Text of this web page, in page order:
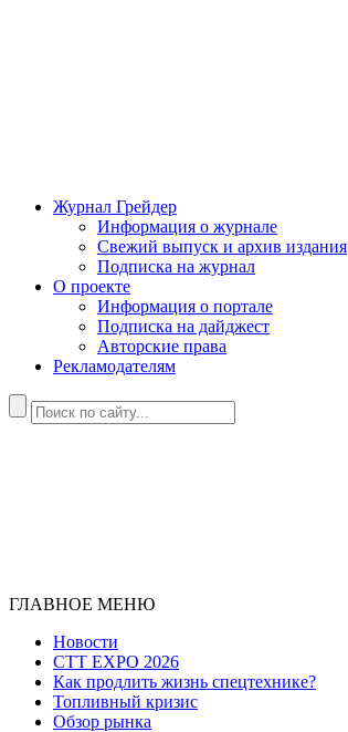
Журнал Грейдер
Информация о журнале
Свежий выпуск и архив издания
Подписка на журнал
О проекте
Информация о портале
Подписка на дайджест
Авторские права
Рекламодателям
ГЛАВНОЕ МЕНЮ
Новости
CTT EXPO 2026
Как продлить жизнь спецтехнике?
Топливный кризис
Обзор рынка